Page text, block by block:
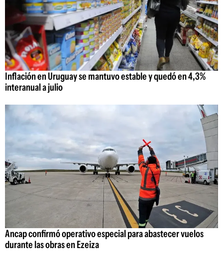
Inflación en Uruguay se mantuvo estable y quedó en 4,3%
interanual a julio
Ancap confirmó operativo especial para abastecer vuelos
durante las obras en Ezeiza